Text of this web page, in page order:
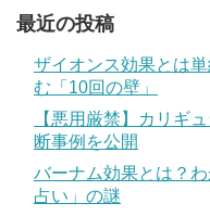
最近の投稿
ザイオンス効果とは
む「10回の壁」
【悪用厳禁】カリギ
断事例を公開
バーナム効果とは？
占い」の謎